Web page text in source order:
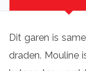
Dit garen is
draden. Mouline